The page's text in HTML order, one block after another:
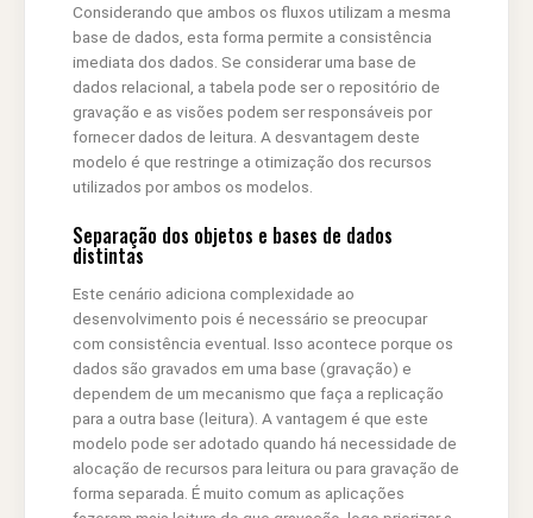
Considerando que ambos os fluxos utilizam a mesma
base de dados, esta forma permite a consistência
imediata dos dados. Se considerar uma base de
dados relacional, a tabela pode ser o repositório de
gravação e as visões podem ser responsáveis por
fornecer dados de leitura. A desvantagem deste
modelo é que restringe a otimização dos recursos
utilizados por ambos os modelos.
Separação dos objetos e bases de dados
distintas
Este cenário adiciona complexidade ao
desenvolvimento pois é necessário se preocupar
com consistência eventual. Isso acontece porque os
dados são gravados em uma base (gravação) e
dependem de um mecanismo que faça a replicação
para a outra base (leitura). A vantagem é que este
modelo pode ser adotado quando há necessidade de
alocação de recursos para leitura ou para gravação de
forma separada. É muito comum as aplicações